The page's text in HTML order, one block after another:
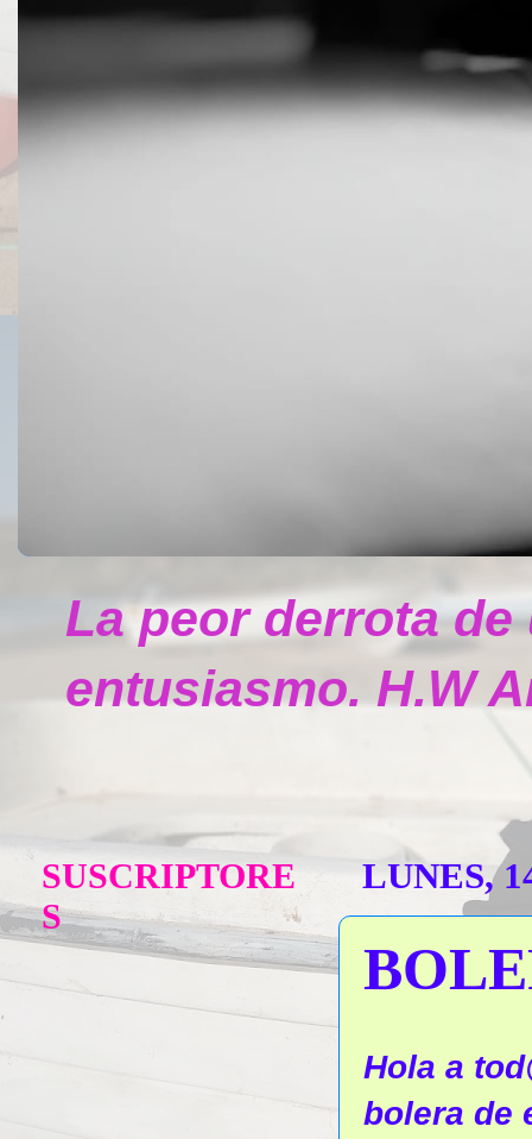
La peor derrota
entusiasmo. H.W
LUNES,
Hola a
bolera de
SUSCRIPTORE
S